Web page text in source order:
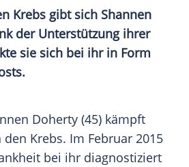
Krebs gibt sich Shannen
der Unterstützung ihrer
sie sich bei ihr in Form
Doherty (45) kämpft
den Krebs. Im Februar 2015
bei ihr diagnostiziert